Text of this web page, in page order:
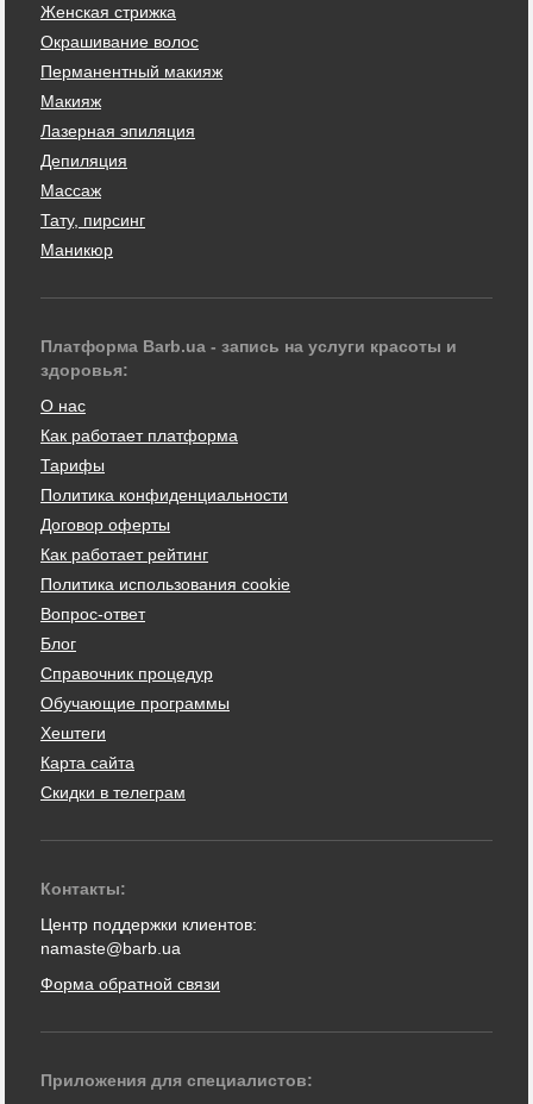
Женская стрижка
Окрашивание волос
Перманентный макияж
Макияж
Лазерная эпиляция
Депиляция
Массаж
Тату, пирсинг
Маникюр
Платформа Barb.ua - запись на услуги красоты и
здоровья:
О нас
Как работает платформа
Тарифы
Политика конфиденциальности
Договор оферты
Как работает рейтинг
Политика использования cookie
Вопрос-ответ
Блог
Справочник процедур
Обучающие программы
Хештеги
Карта сайта
Скидки в телеграм
Контакты:
Центр поддержки клиентов:
namaste@barb.ua
Форма обратной связи
Приложения для специалистов: